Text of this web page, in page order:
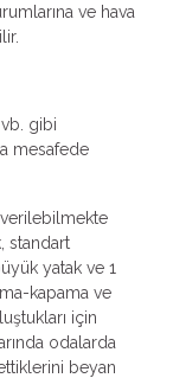
ve hava
gibi
mesafede
standart
yatak ve 1
kapama ve
için
odalarda
beyan